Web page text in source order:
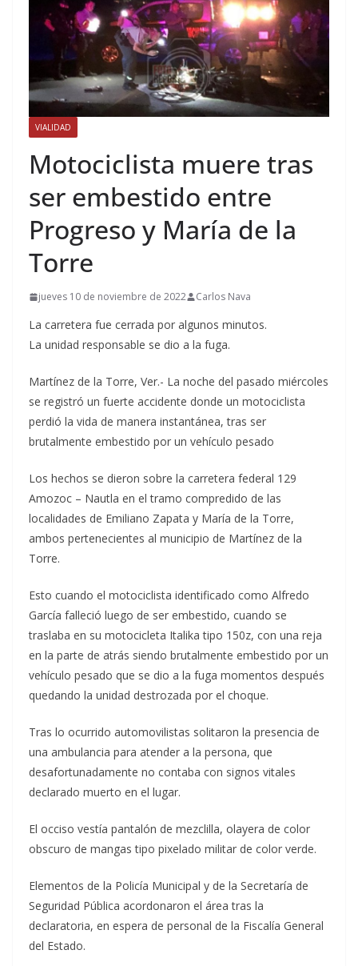
VIALIDAD
Motociclista muere tras
ser embestido entre
Progreso y María de la
Torre
jueves 10 de noviembre de 2022 Carlos Nava
La carretera fue cerrada por algunos minutos.
La unidad responsable se dio a la fuga.
Martínez de la Torre, Ver.- La noche del pasado miércoles
se registró un fuerte accidente donde un motociclista
perdió la vida de manera instantánea, tras ser
brutalmente embestido por un vehículo pesado
Los hechos se dieron sobre la carretera federal 129
Amozoc – Nautla en el tramo compredido de las
localidades de Emiliano Zapata y María de la Torre,
ambos pertenecientes al municipio de Martínez de la
Torre.
Esto cuando el motociclista identificado como Alfredo
García falleció luego de ser embestido, cuando se
traslaba en su motocicleta Italika tipo 150z, con una reja
en la parte de atrás siendo brutalmente embestido por un
vehículo pesado que se dio a la fuga momentos después
quedando la unidad destrozada por el choque.
Tras lo ocurrido automovilistas solitaron la presencia de
una ambulancia para atender a la persona, que
desafortunadamente no contaba con signos vitales
declarado muerto en el lugar.
El occiso vestía pantalón de mezclilla, olayera de color
obscuro de mangas tipo pixelado militar de color verde.
Elementos de la Policía Municipal y de la Secretaría de
Seguridad Pública acordonaron el área tras la
declaratoria, en espera de personal de la Fiscalía General
del Estado.